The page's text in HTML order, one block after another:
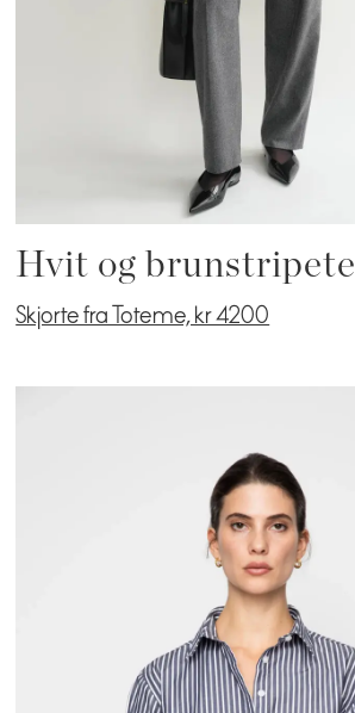
Hvit og brunstripete
Skjorte fra Toteme, kr 4200